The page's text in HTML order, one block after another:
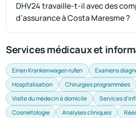
DHV24 travaille-t-il avec des
d’assurance à Costa Maresme ?
Services médicaux et
Einen Krankenwagen rufen
Examens
Hospitalisation
Chirurgies programmées
Visite du médecin à domicile
Services
Cosmétologie
Analyses cliniques